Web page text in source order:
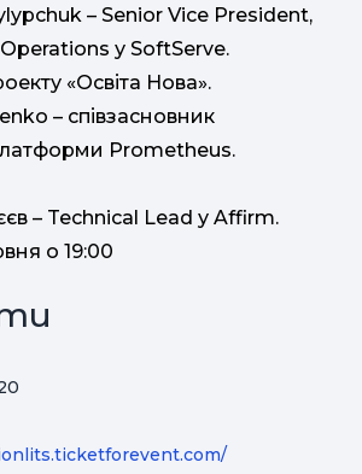
– Senior Vice President,
у SoftServe.
«Освіта Нова».
– співзасновник
Prometheus.
– Technical Lead у Affirm.
о 19:00